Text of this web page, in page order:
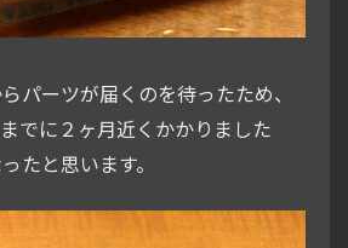
パーツが届くのを待ったため、
でに２ヶ月近くかかりました
たと思います。